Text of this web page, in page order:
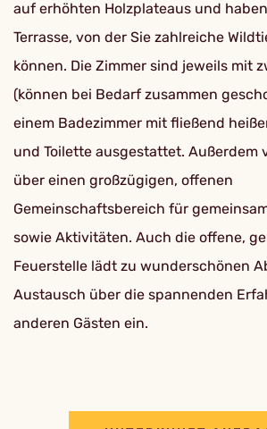
auf erhöhten Holzplateaus und
Terrasse, von der Sie zahlreiche
können. Die Zimmer sind jeweils mit
(können bei Bedarf zusammen
einem Badezimmer mit fließend
und Toilette ausgestattet. Außerdem
über einen großzügigen, offenen
Gemeinschaftsbereich für
sowie Aktivitäten. Auch die offene,
Feuerstelle lädt zu wunderschönen
Austausch über die spannenden
anderen Gästen ein.